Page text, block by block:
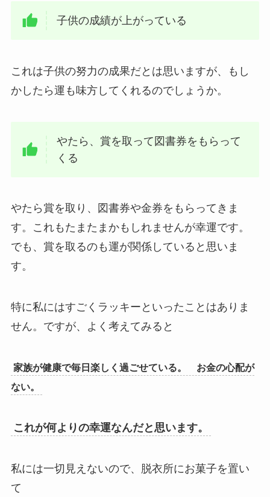
子供の成績が上がっている
これは子供の努力の成果だとは思いますが、もし
かしたら運も味方してくれるのでしょうか。
やたら、賞を取って図書券をもらって
くる
やたら賞を取り、図書券や金券をもらってきま
す。これもたまたまかもしれませんが幸運です。
でも、賞を取るのも運が関係していると思いま
す。
特に私にはすごくラッキーといったことはありま
せん。ですが、よく考えてみると
家族が健康で毎日楽しく過ごせている。 お金の心配が
ない。
これが何よりの幸運なんだと思います。
私には一切見えないので、脱衣所にお菓子を置い
て